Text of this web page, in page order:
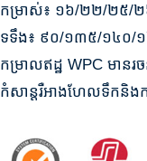
កម្រាស់៖ ១៦/២២/២៥
ទទឹង៖ ៩០/១៣៥/១៤០/
កម្រាលឥដ្ឋ WPC មាន
កំសាន្តរឺអាងហែលទឹកនិងក